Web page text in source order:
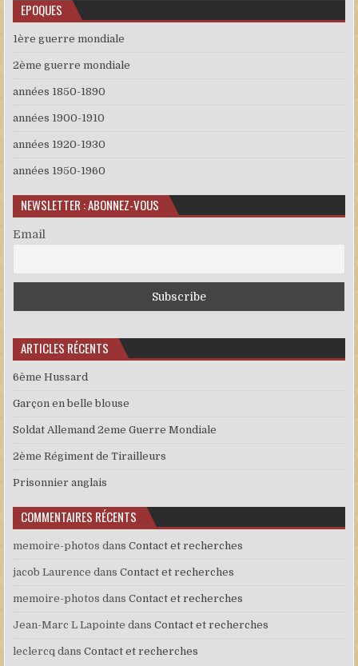
EPOQUES
1ère guerre mondiale
2ème guerre mondiale
années 1850-1890
années 1900-1910
années 1920-1930
années 1950-1960
NEWSLETTER : ABONNEZ-VOUS
Email
ARTICLES RÉCENTS
6ème Hussard
Garçon en belle blouse
Soldat Allemand 2eme Guerre Mondiale
2ème Régiment de Tirailleurs
Prisonnier anglais
COMMENTAIRES RÉCENTS
memoire-photos dansContact et recherches
jacob Laurence dansContact et recherches
memoire-photos dansContact et recherches
Jean-Marc L Lapointe dansContact et recherches
leclercq dansContact et recherches